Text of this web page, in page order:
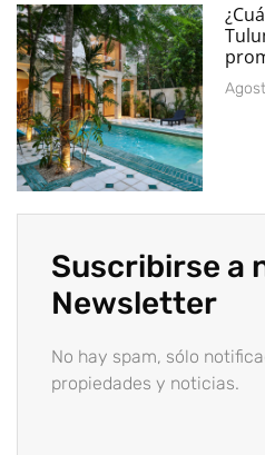
Suscribirse a
Newsletter
No hay spam, sólo
propiedades y noticias.